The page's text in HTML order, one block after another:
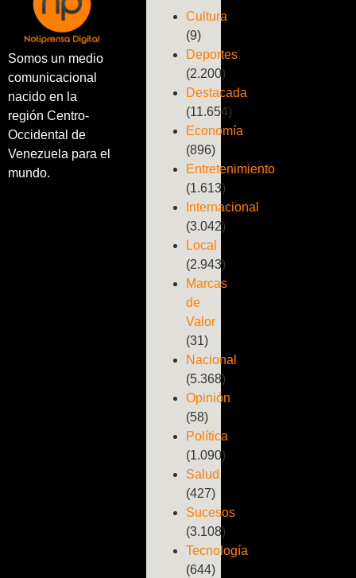
Somos un medio
comunicacional
nacido en la
región Centro-
Occidental de
Venezuela para el
mundo.
Cultura
(9)
Deportes
(2.200)
Destacada
(11.654)
Economía
(896)
Entretenimiento
(1.613)
Internacional
(3.042)
Local
(2.943)
Marcas
de
Valor
(31)
Nacional
(5.368)
Opinión
(58)
Política
(1.090)
Salud
(427)
Sucesos
(3.108)
Tecnología
(644)